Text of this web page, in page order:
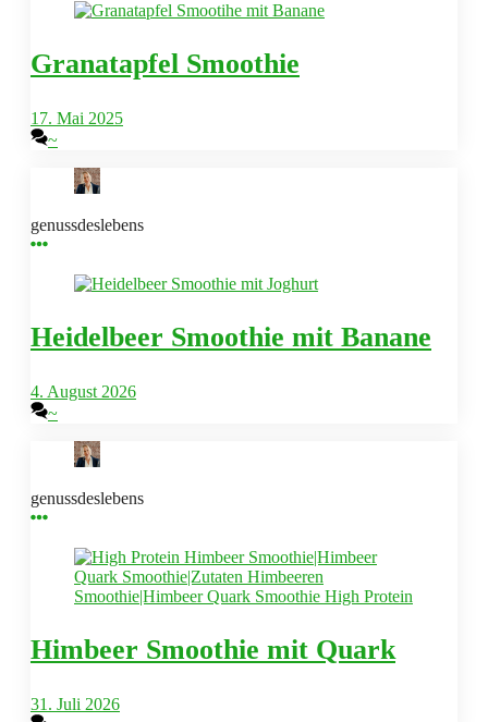
Granatapfel Smoothie
17. Mai 2025
~
genussdeslebens
Heidelbeer Smoothie mit Banane
4. August 2026
~
genussdeslebens
Himbeer Smoothie mit Quark
31. Juli 2026